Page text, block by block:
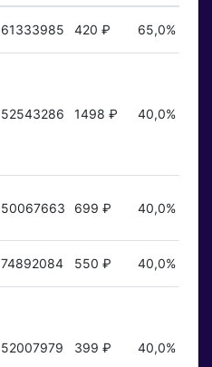
61333985 420 ₽ 65,0%
52543286 1498 ₽ 40,0%
50067663 699 ₽ 40,0%
74892084 550 ₽ 40,0%
52007979 399 ₽ 40,0%